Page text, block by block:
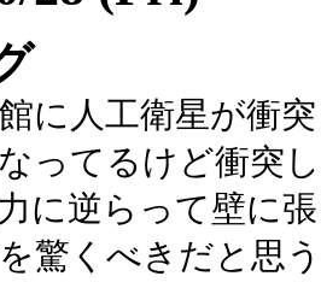
に人工衛星が衝
ってるけど衝突
に逆らって壁に
驚くべきだと思